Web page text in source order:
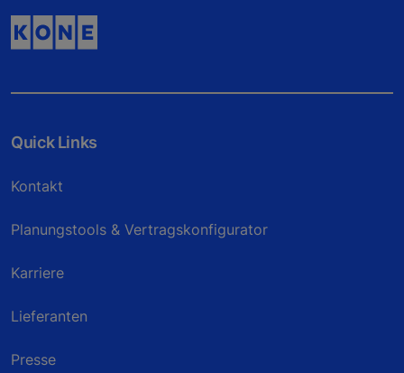
Quick Links
Kontakt
Planungstools & Vertragskonfigurator
Karriere
Lieferanten
Presse